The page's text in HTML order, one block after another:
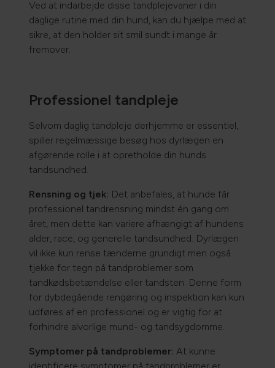
Ved at indarbejde disse tandplejevaner i din
daglige rutine med din hund, kan du hjælpe med at
sikre, at den holder sit smil sundt i mange år
fremover.
Professionel tandpleje
Selvom daglig tandpleje derhjemme er essentiel,
spiller regelmæssige besøg hos dyrlægen en
afgørende rolle i at opretholde din hunds
tandsundhed.
Rensning og tjek: Det anbefales, at hunde får
professionel tandrensning mindst én gang om
året, men dette kan variere afhængigt af hundens
alder, race, og generelle tandsundhed. Dyrlægen
vil ikke kun rense tænderne grundigt men også
tjekke for tegn på tandproblemer som
tandkødsbetændelse eller tandsten. Denne form
for dybdegående rengøring og inspektion kan kun
udføres af en professionel og er vigtig for at
forhindre alvorlige mund- og tandsygdomme.
Symptomer på tandproblemer: At kunne